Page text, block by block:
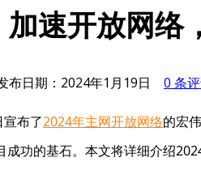
速开放网络
布日期： 2024年1月19日 0 条
布了2024年主网开放网络的宏
功的基石。本文将详细介绍